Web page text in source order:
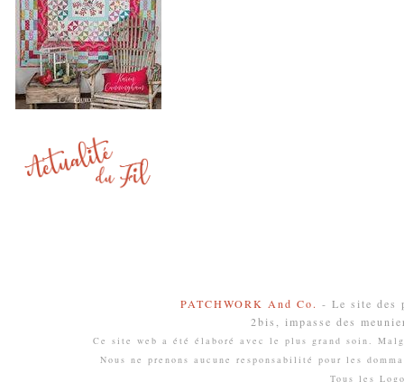
PATCHWORK And Co. - Le site des
2bis, impasse des
Ce site web a été élaboré avec le plus grand soin.
Nous ne prenons aucune responsabilité pour les
Tous les